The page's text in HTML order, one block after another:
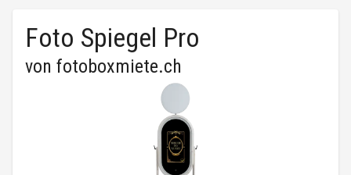
Foto Spiegel Pro
von fotoboxmiete.ch